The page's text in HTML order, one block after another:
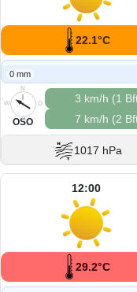
22.1°C
0 mm
N
O
S
W
OSO
3 km/h (1
7 km/h (2
1017 hPa
12:00
29.2°C